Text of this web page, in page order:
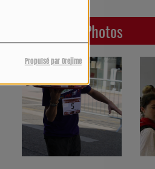
Propulsé par Orejime
Dernières Photos